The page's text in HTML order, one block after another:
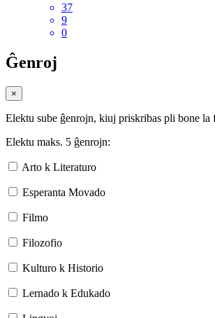
37
9
0
Ĝenroj
×
Elektu sube ĝenrojn, kiuj priskribas pli bone la
Elektu maks. 5 ĝenrojn:
Arto k Literaturo
Esperanta Movado
Filmo
Filozofio
Kulturo k Historio
Lernado k Edukado